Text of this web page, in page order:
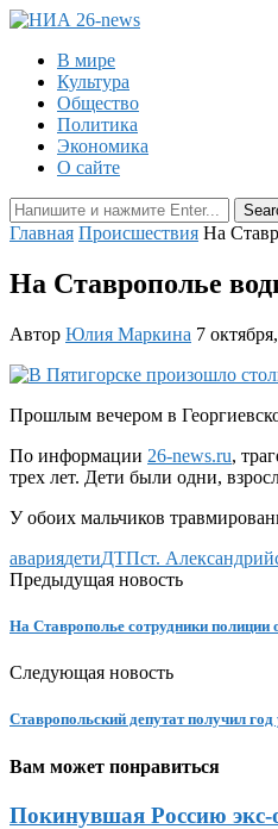
В мире
Культура
Общество
Политика
Экономика
О сайте
Главная Происшествия На
На Ставрополье
Автор Юлия Маркина 7
Прошлым вечером в
По информации 26-news.ru,
трех лет. Дети были одни,
У обоих мальчиков
авариядетиДТПст.
Предыдущая новость
На Ставрополье сотрудники полиции
Следующая новость
Ставропольский депутат получил
Вам может понравиться
Покинувшая Россию